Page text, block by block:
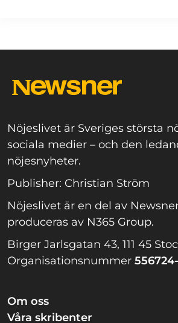
Nöjeslivet är Sveriges största
sociala medier – och den
nöjesnyheter.
Publisher: Christian Ström
Nöjeslivet är en del av
produceras av N365 Group.
Birger Jarlsgatan 43, 111 45
Organisationsnummer
Om oss
Våra skribenter